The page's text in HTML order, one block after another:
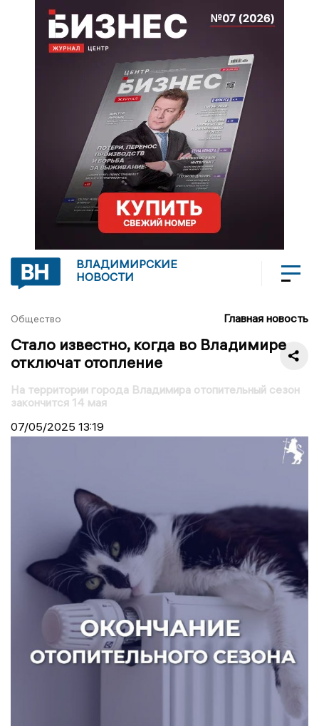
ВЛАДИМИРСКИЕ
НОВОСТИ
Общество Главная новость
Стало известно, когда во Владимире
отключат отопление
На территории города Владимира отопительный сезон
закончится 14 мая
07/05/2025 13:19